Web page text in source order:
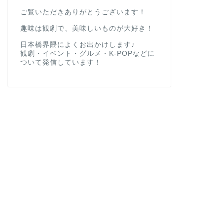
ご覧いただきありがとうございます！
趣味は観劇で、美味しいものが大好き！
日本橋界隈によくお出かけします♪
観劇・イベント・グルメ・K-POPなどに
ついて発信しています！